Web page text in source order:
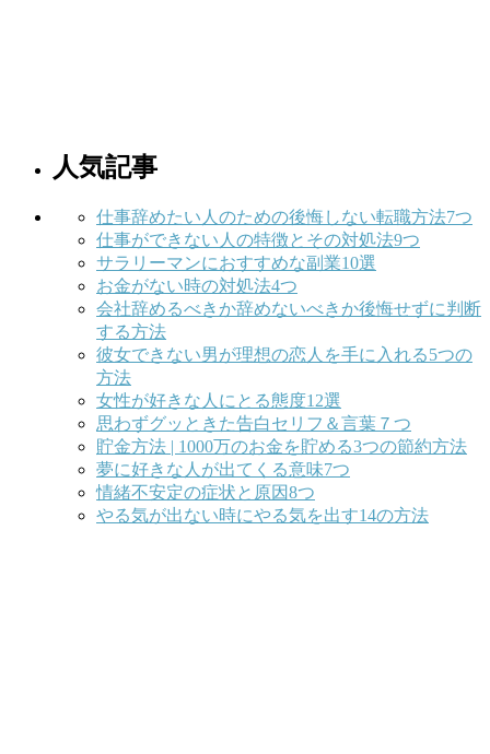
人気記事
仕事辞めたい人のための後悔しない転職方法7つ
仕事ができない人の特徴とその対処法9つ
サラリーマンにおすすめな副業10選
お金がない時の対処法4つ
会社辞めるべきか辞めないべきか後悔せずに判断
する方法
彼女できない男が理想の恋人を手に入れる5つの
方法
女性が好きな人にとる態度12選
思わずグッときた告白セリフ＆言葉７つ
貯金方法 | 1000万のお金を貯める3つの節約方法
夢に好きな人が出てくる意味7つ
情緒不安定の症状と原因8つ
やる気が出ない時にやる気を出す14の方法